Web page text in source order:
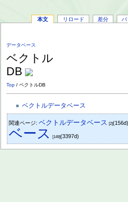
本文 リロード 差分 バ
データベース
ベクトル
DB
Top / ベクトルDB
ベクトルデータベース
関連ページ:ベクトルデータベース [2]
ベース [149](3397d)